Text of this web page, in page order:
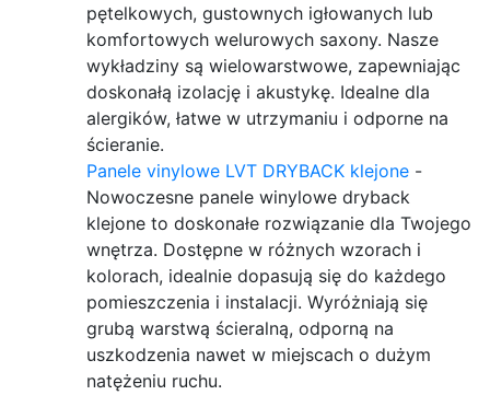
pętelkowych, gustownych igłowanych lub
komfortowych welurowych saxony. Nasze
wykładziny są wielowarstwowe, zapewniając
doskonałą izolację i akustykę. Idealne dla
alergików, łatwe w utrzymaniu i odporne na
ścieranie.
Panele vinylowe LVT DRYBACK klejone -
Nowoczesne panele winylowe dryback
klejone to doskonałe rozwiązanie dla Twojego
wnętrza. Dostępne w różnych wzorach i
kolorach, idealnie dopasują się do każdego
pomieszczenia i instalacji. Wyróżniają się
grubą warstwą ścieralną, odporną na
uszkodzenia nawet w miejscach o dużym
natężeniu ruchu.